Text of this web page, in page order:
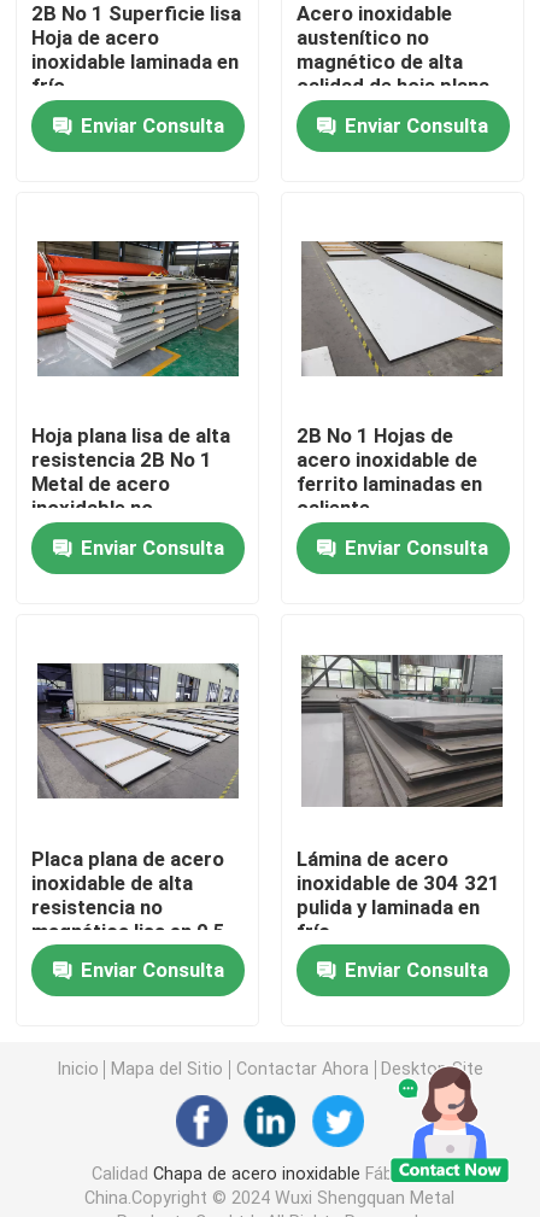
Sobre nosotros
Contactos
Los vídeos
Chapa de acero inoxidable
tubo metálico de acero inoxidable
Bobina inoxidable de la hoja de acero
Plata de chapa de acero inoxidable
Bobina de acero inoxidable 304
Hoja de acero inoxidable 304
Tubería de acero inoxidable 316
Envases de cable de acero inoxidable
2B No 1 Superficie lisa
Hoja de acero
inoxidable laminada en
frío
Enviar Consulta
Acero inoxidable
austenítico no
magnético de alta
calidad de hoja plana
de metal 0,5-20 mm
Enviar Consulta
Hoja plana lisa de alta
resistencia 2B No 1
Metal de acero
inoxidable no
magnético para la
industriaEnviar Consulta
2B No 1 Hojas de
acero inoxidable de
ferrito laminadas en
caliente
Enviar Consulta
Placa plana de acero
inoxidable de alta
resistencia no
magnética lisa en 0,5-
20 mm
Enviar Consulta
Lámina de acero
inoxidable de 304 321
pulida y laminada en
frío
Enviar Consulta
Inicio Mapa del Sitio Contactar Ahora Desktop Site
CalidadChapa de acero inoxidable Fábrica De
China.Copyright © 2024 Wuxi Shengquan Metal